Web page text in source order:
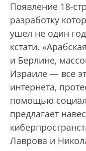
Появление 18-
разработку
ушел не один
кстати.
и Берлине,
Израиле — все
интернета,
помощью
предлагает
Лаврова и